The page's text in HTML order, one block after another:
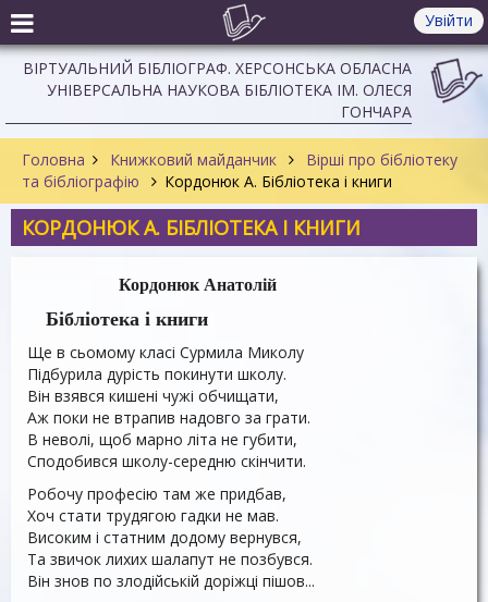
Увійти
ВІРТУАЛЬНИЙ БІБЛІОГРАФ. ХЕРСОНСЬКА ОБЛАСНА
УНІВЕРСАЛЬНА НАУКОВА БІБЛІОТЕКА ІМ. ОЛЕСЯ
ГОНЧАРА
Головна Книжковий майданчик
Вірші про бібліотеку
та бібліографію
Кордонюк А. Бібліотека і книги
КОРДОНЮК А. БІБЛІОТЕКА І КНИГИ
Кордонюк Анатолій
Бібліотека і книги
Ще в сьомому класі Сурмила Миколу
Підбурила дурість покинути школу.
Він взявся кишені чужі обчищати,
Аж поки не втрапив надовго за грати.
В неволі, щоб марно літа не губити,
Сподобився школу-середню скінчити.
Робочу професію там же придбав,
Хоч стати трудягою гадки не мав.
Високим і статним додому вернувся,
Та звичок лихих шалапут не позбувся.
Він знов по злодійській доріжці пішов...